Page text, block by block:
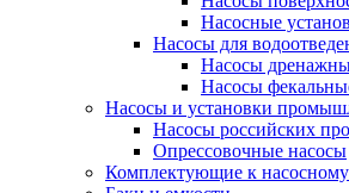
Насосные
Насосы для
Насосы
Насосы
Насосы и установки
Насосы российских
Опрессовочные насосы
Комплектующие к